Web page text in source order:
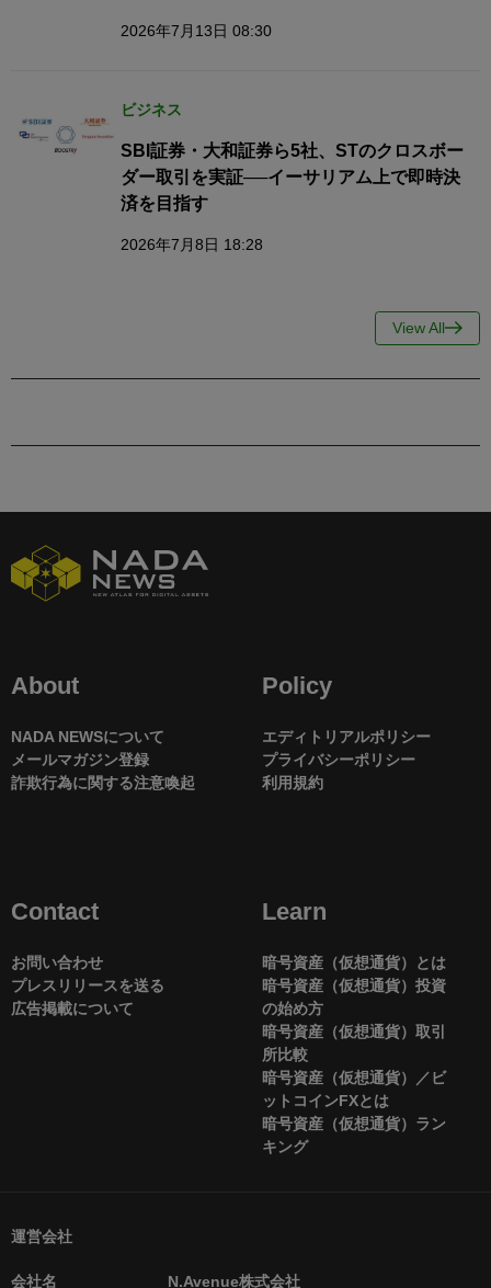
2026年7月13日 08:30
ビジネス
SBI証券・大和証券ら5社、STのクロスボー
ダー取引を実証──イーサリアム上で即時決
済を目指す
2026年7月8日 18:28
View All
About
NADA NEWSについて
メールマガジン登録
詐欺行為に関する注意喚起
Policy
エディトリアルポリシー
プライバシーポリシー
利用規約
Contact
お問い合わせ
プレスリリースを送る
広告掲載について
Learn
暗号資産（仮想通貨）とは
暗号資産（仮想通貨）投資
の始め方
暗号資産（仮想通貨）取引
所比較
暗号資産（仮想通貨）／ビ
ットコインFXとは
暗号資産（仮想通貨）ラン
キング
運営会社
会社名 N.Avenue株式会社